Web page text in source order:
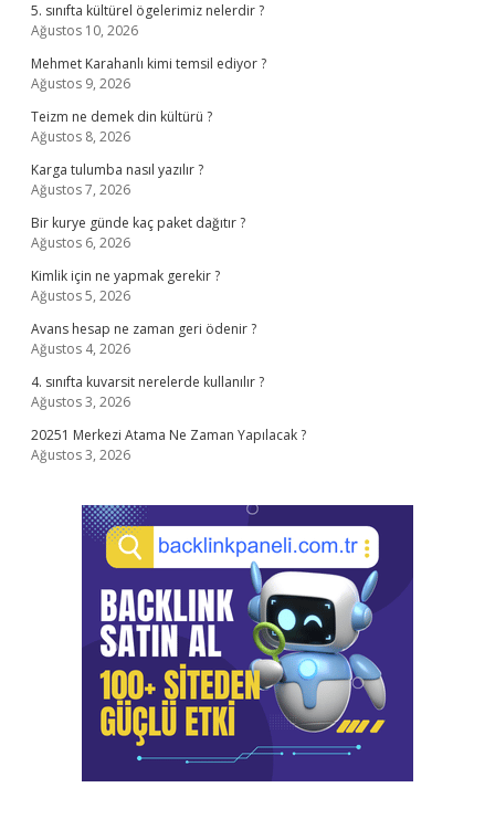
5. sınıfta kültürel ögelerimiz nelerdir ?
Ağustos 10, 2026
Mehmet Karahanlı kimi temsil ediyor ?
Ağustos 9, 2026
Teizm ne demek din kültürü ?
Ağustos 8, 2026
Karga tulumba nasıl yazılır ?
Ağustos 7, 2026
Bir kurye günde kaç paket dağıtır ?
Ağustos 6, 2026
Kimlik için ne yapmak gerekir ?
Ağustos 5, 2026
Avans hesap ne zaman geri ödenir ?
Ağustos 4, 2026
4. sınıfta kuvarsit nerelerde kullanılır ?
Ağustos 3, 2026
20251 Merkezi Atama Ne Zaman Yapılacak ?
Ağustos 3, 2026